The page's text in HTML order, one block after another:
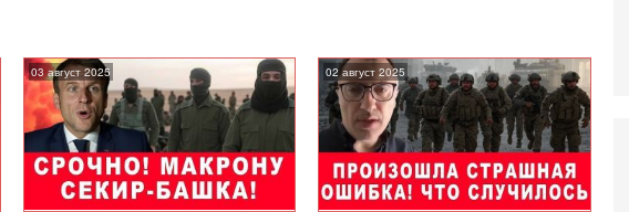
03 август 2025 02 август 2025